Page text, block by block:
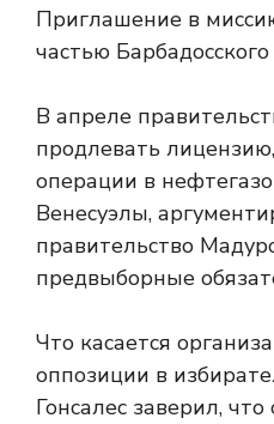
Приглашение в
частью
В апреле
продлевать
операции в
Венесуэлы,
правительство
предвыборные
Что касается
оппозиции в
Гонсалес заверил,